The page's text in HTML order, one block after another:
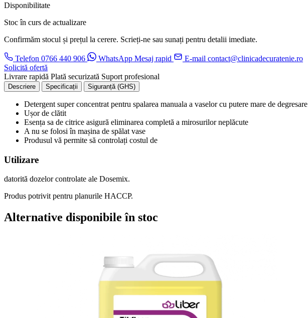
Disponibilitate
Stoc în curs de actualizare
Confirmăm stocul și prețul la cerere. Scrieți-ne sau sunați pentru detalii imediate.
Telefon 0766 440 906 WhatsApp Mesaj rapid E-mail contact@clinicadecuratenie.ro
Solicită ofertă
Livrare rapidă Plată securizată Suport profesional
Descriere Specificații Siguranță (GHS)
Detergent super concentrat pentru spalarea manuala a vaselor cu putere mare de degresare
Ușor de clătit
Esența sa de citrice asigură eliminarea completă a mirosurilor neplăcute
A nu se folosi în mașina de spălat vase
Produsul vă permite să controlați costul de
Utilizare
datorită dozelor controlate ale Dosemix.
Produs potrivit pentru planurile HACCP.
Alternative disponibile în stoc